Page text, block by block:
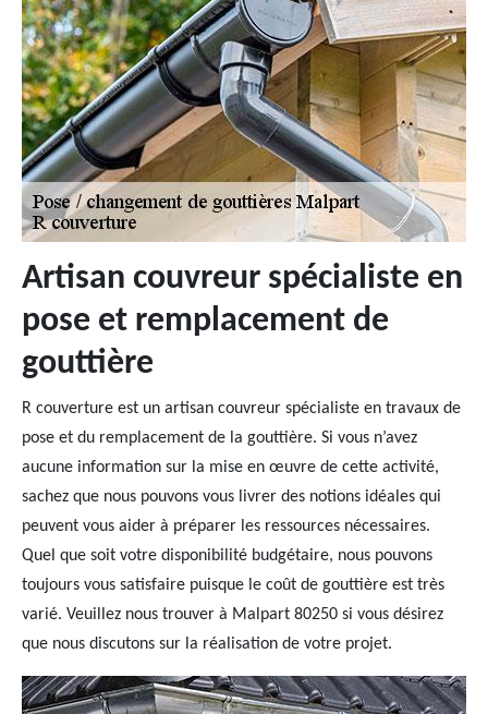
Artisan couvreur spécialiste en
pose et remplacement de
gouttière
R couverture est un artisan couvreur spécialiste en travaux de
pose et du remplacement de la gouttière. Si vous n’avez
aucune information sur la mise en œuvre de cette activité,
sachez que nous pouvons vous livrer des notions idéales qui
peuvent vous aider à préparer les ressources nécessaires.
Quel que soit votre disponibilité budgétaire, nous pouvons
toujours vous satisfaire puisque le coût de gouttière est très
varié. Veuillez nous trouver à Malpart 80250 si vous désirez
que nous discutons sur la réalisation de votre projet.